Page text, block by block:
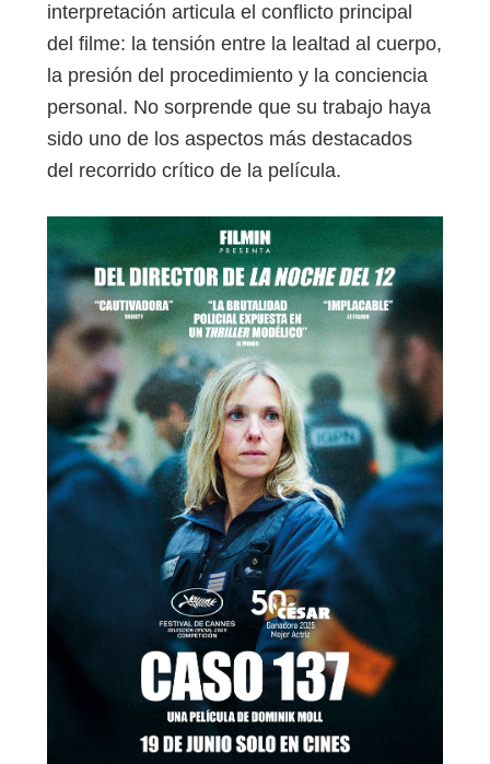
interpretación articula el conflicto principal
del filme: la tensión entre la lealtad al cuerpo,
la presión del procedimiento y la conciencia
personal. No sorprende que su trabajo haya
sido uno de los aspectos más destacados
del recorrido crítico de la película.